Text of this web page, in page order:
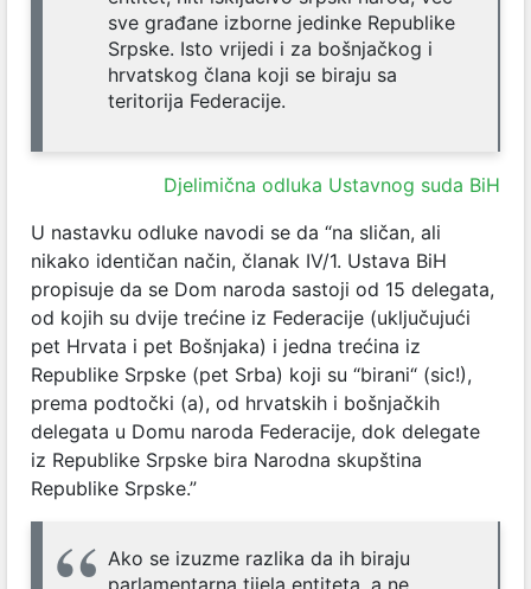
sve građane izborne jedinke Republike
Srpske. Isto vrijedi i za bošnjačkog i
hrvatskog člana koji se biraju sa
teritorija Federacije.
Djelimična odluka Ustavnog suda BiH
U nastavku odluke navodi se da “na sličan, ali
nikako identičan način, članak IV/1. Ustava BiH
propisuje da se Dom naroda sastoji od 15 delegata,
od kojih su dvije trećine iz Federacije (uključujući
pet Hrvata i pet Bošnjaka) i jedna trećina iz
Republike Srpske (pet Srba) koji su “birani“ (sic!),
prema podtočki (a), od hrvatskih i bošnjačkih
delegata u Domu naroda Federacije, dok delegate
iz Republike Srpske bira Narodna skupština
Republike Srpske.”
Ako se izuzme razlika da ih biraju
parlamentarna tijela entiteta, a ne